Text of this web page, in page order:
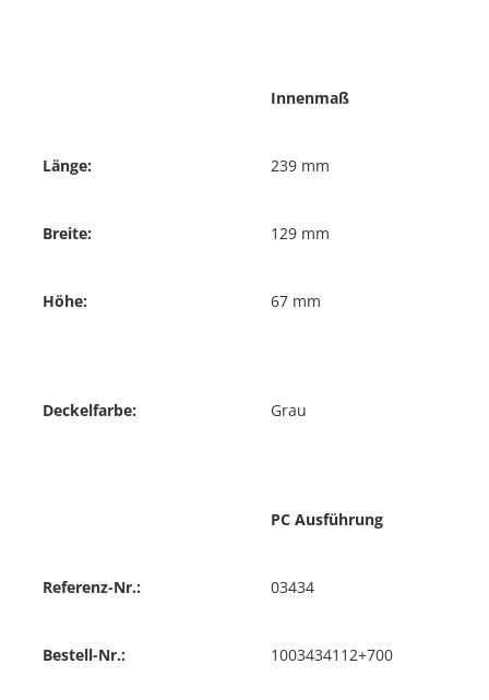
Innenmaß
Länge: 239 mm
Breite: 129 mm
Höhe: 67 mm
Deckelfarbe: Grau
PC Ausführung
Referenz-Nr.: 03434
Bestell-Nr.: 1003434112+700